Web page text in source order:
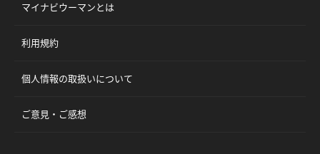
マイナビウーマンとは
利用規約
個人情報の取扱いについて
ご意見・ご感想